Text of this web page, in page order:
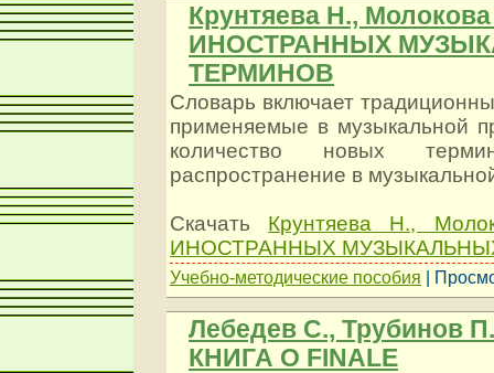
Крунтяева Н.,
ИНОСТРАННЫХ
ТЕРМИНОВ
Словарь включает
применяемые в музыкальной
количество новых
распространение в
Скачать Крунтяева Н.,
ИНОСТРАННЫХ
Учебно-методические пособия |
Лебедев С., Трубинов
КНИГА О FINALE